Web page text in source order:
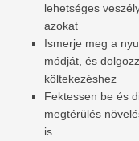
lehetséges
azokat
Ismerje meg a
módját, és
költekezéshez
Fektessen be és
megtérülés
is